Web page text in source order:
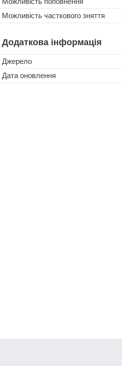
Можливість часткового зняття
Додаткова інформація
Джерело
Дата оновлення